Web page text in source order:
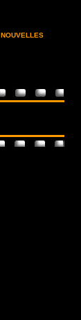
NOUVELLES